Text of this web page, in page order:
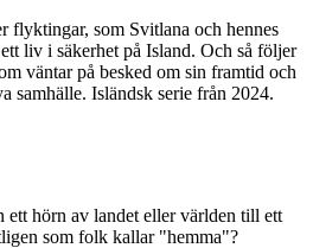
som Svitlana och hennes
liv i säkerhet på Island. Och så följer
väntar på besked om sin framtid och
samhälle. Isländsk serie från 2024.
hörn av landet eller världen till ett
som folk kallar "hemma"?